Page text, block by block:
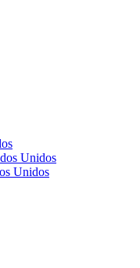
Unidos
Unidos